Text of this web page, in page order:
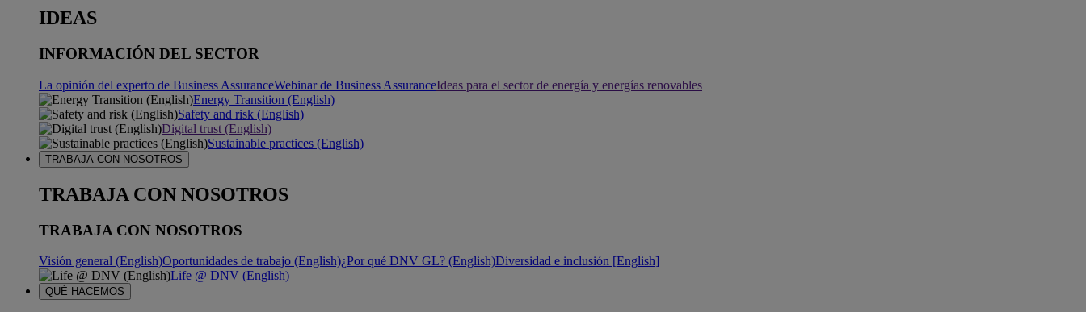
IDEAS
INFORMACIÓN DEL SECTOR
La opinión del experto de Business AssuranceWebinar de Business AssuranceIdeas para el sector de energía y energías renovables
Energy Transition (English)
Safety and risk (English)
Digital trust (English)
Sustainable practices (English)
TRABAJA CON NOSOTROS
TRABAJA CON NOSOTROS
TRABAJA CON NOSOTROS
Visión general (English)Oportunidades de trabajo (English)¿Por qué DNV GL? (English)Diversidad e inclusión [English]
Life @ DNV (English)
QUÉ HACEMOS